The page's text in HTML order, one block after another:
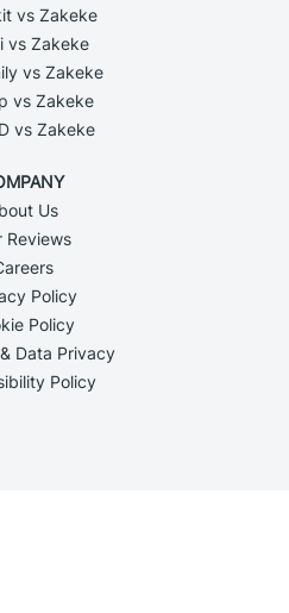
vs Zakeke
vs Zakeke
vs Zakeke
vs Zakeke
vs Zakeke
Us
Reviews
Policy
Policy
Data Privacy
Policy